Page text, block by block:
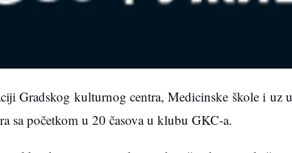
Gradskog kulturnog centra, Medicinske škole i uz
sa početkom u 20 časova u klubu GKC-a.